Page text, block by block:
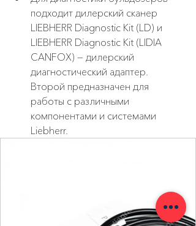
подходит дилерский сканер
LIEBHERR Diagnostic Kit (LD) и
LIEBHERR Diagnostic Kit (LIDIA
CANFOX) — дилерский
диагностический адаптер.
Второй предназначен для
работы с различными
компонентами и системами
Liebherr.